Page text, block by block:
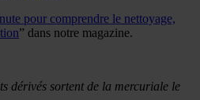
pour comprendre le nettoyage,
” dans notre magazine.
dérivés sortent de la mercuriale le